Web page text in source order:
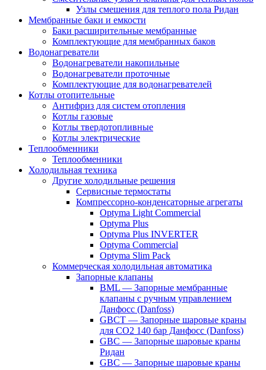
Узлы смешения для теплого пола Ридан
Мембранные баки и емкости
Баки расширительные мембранные
Комплектующие для мембранных баков
Водонагреватели
Водонагреватели накопильные
Водонагреватели проточные
Комплектующие для водонагревателей
Котлы отопительные
Антифриз для систем отопления
Котлы газовые
Котлы твердотопливные
Котлы электрические
Теплообменники
Теплообменники
Холодильная техника
Другие холодильные решения
Сервисные термостаты
Компрессорно-конденсаторные агрегаты
Optyma Light Commercial
Optyma Plus
Optyma Plus INVERTER
Optyma Commercial
Optyma Slim Pack
Коммерческая холодильная автоматика
Запорные клапаны
BML — Запорные мембранные
клапаны с ручным управлением
Данфосс (Danfoss)
GBCT — Запорные шаровые краны
для CO2 140 бар Данфосс (Danfoss)
GBC — Запорные шаровые краны
Ридан
GBC — Запорные шаровые краны